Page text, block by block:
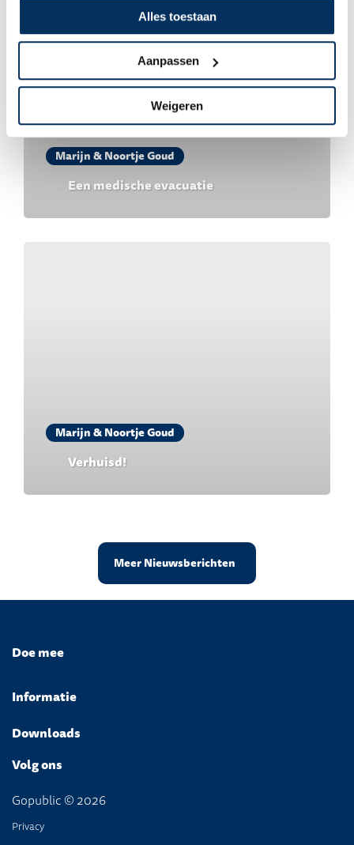
Alles toestaan
Aanpassen
Weigeren
Marijn & Noortje Goud
Een medische evacuatie
Marijn & Noortje Goud
Verhuisd!
Meer Nieuwsberichten
Doe mee
Informatie
Downloads
Volg ons
Gopublic © 2026
Privacy